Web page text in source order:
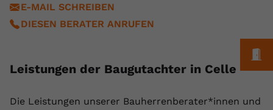
E-MAIL SCHREIBEN
DIESEN BERATER ANRUFEN
Leistungen der Baugutachter in Celle
Die ⁠Leistungen unserer Bauherrenberater*innen und
Dieser von YouTube gesetzte Cookie
registriert eine eindeutige ID, um
gesehen hat.
Name yt-remote-connected-devices